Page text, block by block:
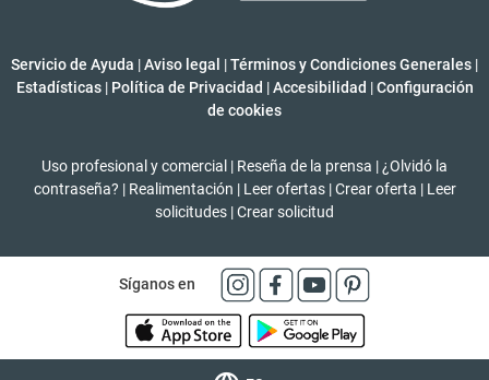
Servicio de Ayuda |Aviso legal |Términos y Condiciones Generales |
Estadísticas | Política de Privacidad | Accesibilidad | Configuración
de cookies
Uso profesional y comercial | Reseña de la prensa | ¿Olvidó la
contraseña? | Realimentación | Leer ofertas | Crear oferta | Leer
solicitudes |Crear solicitud
Síganos en